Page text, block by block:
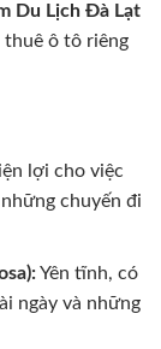
Du Lịch Đà Lạt
thuê ô tô riêng
lợi cho việc
chuyến đi
Yên tĩnh, có
ngày và những